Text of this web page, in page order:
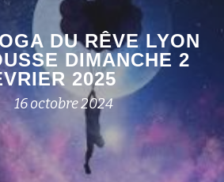
DU RÊVE LYON
DIMANCHE 2
2025
16 octobre 2024